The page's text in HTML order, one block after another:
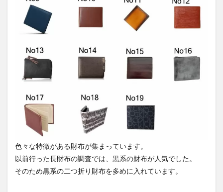
色々な特徴がある財布が集まっています。
以前行った長財布の調査では、黒系の財布が人気でした。
そのため黒系の二つ折り財布を多めに入れています。